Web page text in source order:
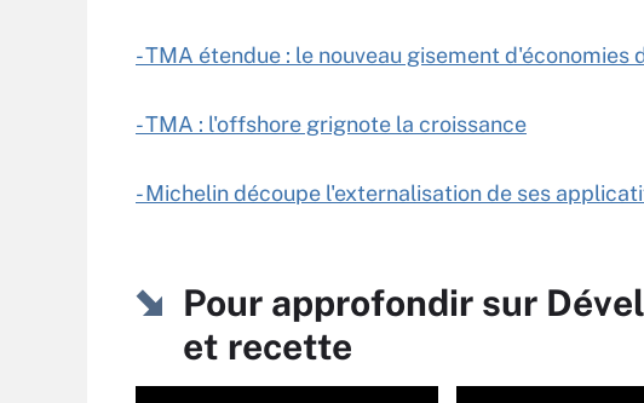
- TMA étendue : le nouveau gisement d'économies
- TMA : l'offshore grignote la croissance
- Michelin découpe l'externalisation de ses
Pour approfondir sur
et recette